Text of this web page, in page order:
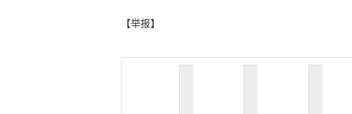
【举报】